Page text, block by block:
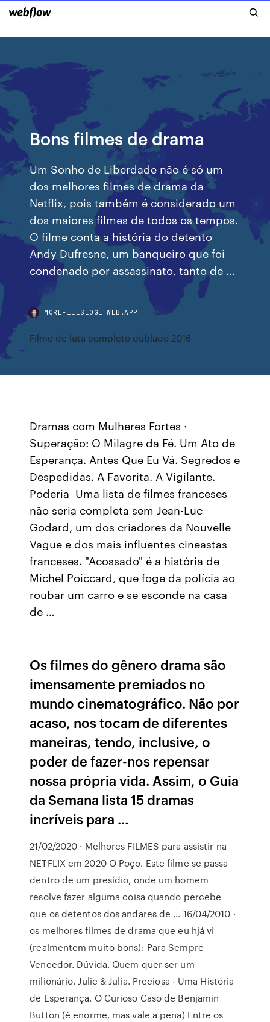
Bons filmes de drama
Um Sonho de Liberdade não é só um
dos melhores filmes de drama da
Netflix, pois também é considerado um
dos maiores filmes de todos os tempos.
O filme conta a história do detento
Andy Dufresne, um banqueiro que foi
condenado por assassinato, tanto de …
MOREFILESLOGL.WEB.APP
Filme de luta completo dublado 2016
Dramas com Mulheres Fortes ·
Superação: O Milagre da Fé. Um Ato de
Esperança. Antes Que Eu Vá. Segredos e
Despedidas. A Favorita. A Vigilante.
Poderia Uma lista de filmes franceses
não seria completa sem Jean-Luc
Godard, um dos criadores da Nouvelle
Vague e dos mais influentes cineastas
franceses. "Acossado" é a história de
Michel Poiccard, que foge da polícia ao
roubar um carro e se esconde na casa
de …
Os filmes do gênero drama são
imensamente premiados no
mundo cinematográfico. Não por
acaso, nos tocam de diferentes
maneiras, tendo, inclusive, o
poder de fazer-nos repensar
nossa própria vida. Assim, o Guia
da Semana lista 15 dramas
incríveis para …
21/02/2020 · Melhores FILMES para assistir na
NETFLIX em 2020 O Poço. Este filme se passa
dentro de um presídio, onde um homem
resolve fazer alguma coisa quando percebe
que os detentos dos andares de … 16/04/2010 ·
os melhores filmes de drama que eu hjá vi
(realmentem muito bons): Para Sempre
Vencedor. Dúvida. Quem quer ser um
milionário. Julie & Julia. Preciosa - Uma História
de Esperança. O Curioso Caso de Benjamin
Button (é enorme, mas vale a pena) Entre os